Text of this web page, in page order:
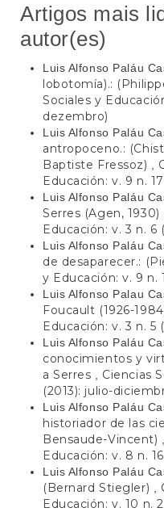
Artigos mais
autor(es)
Luis Alfonso Paláu
lobotomía).:
Sociales y
dezembro)
Luis Alfonso Paláu
antropoceno.:
Baptiste Fressoz)
Educación: v. 9 n.
Luis Alfonso Paláu
Serres (Agen, 1930)
Educación: v. 3 n. 6
Luis Alfonso Paláu
de desaparecer.:
y Educación: v. 9 n.
Luis Alfonso Palau
Foucault (1926-
Educación: v. 3 n. 5
Luis Alfonso Paláu
conocimientos y
a Serres
Ciencias
(2013): julio-
Luis Alfonso Paláu
historiador de las
Bensaude-Vincent)
Educación: v. 8 n.
Luis Alfonso Paláu
(Bernard Stiegler)
Educación: v. 10 n.